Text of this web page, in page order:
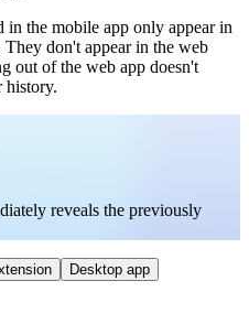
in the mobile app only appear in
don't appear in the web
out of the web app doesn't
history.
reveals the previously
Desktop app